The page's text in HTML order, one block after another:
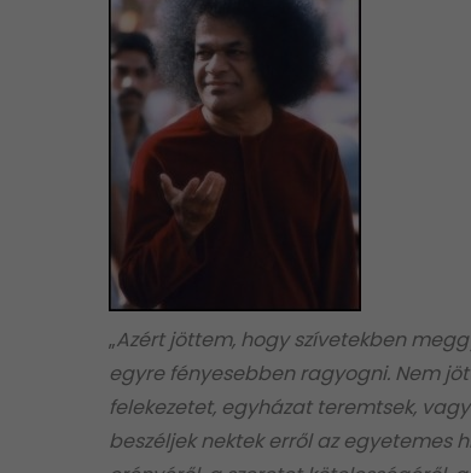
„Azért jöttem, hogy szívetekben
egyre fényesebben ragyogni. Nem
felekezetet, egyházat teremtsek,
beszéljek nektek erről az egyetemes